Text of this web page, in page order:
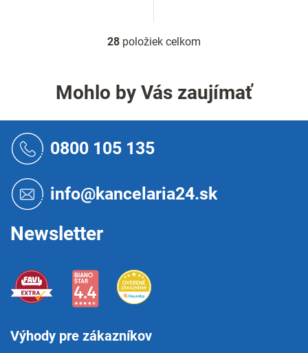
O
á
d
i
e
v
k
28 položiek celkom
Mohlo by Vás zaujímať
0800 105 135
info@kancelaria24.sk
Newsletter
Výhody pre zákazníkov